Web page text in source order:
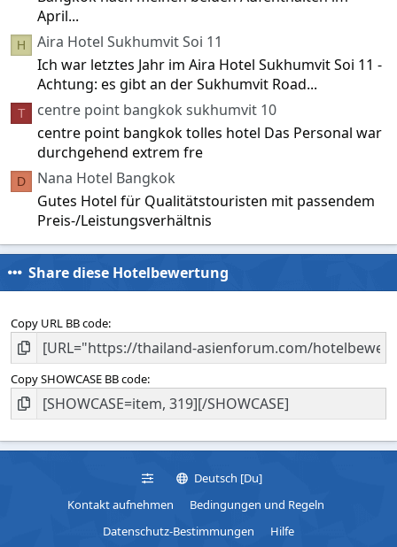
April...
H
Aira Hotel Sukhumvit Soi 11
Ich war letztes Jahr im Aira Hotel Sukhumvit Soi 11 -
Achtung: es gibt an der Sukhumvit Road...
T
centre point bangkok sukhumvit 10
centre point bangkok tolles hotel Das Personal war
durchgehend extrem fre
D
Nana Hotel Bangkok
Gutes Hotel für Qualitätstouristen mit passendem
Preis-/Leistungsverhältnis
Share diese Hotelbewertung
Copy URL BB code
Copy SHOWCASE BB code
Deutsch [Du]
Kontakt aufnehmen
Bedingungen und Regeln
Datenschutz-Bestimmungen
Hilfe